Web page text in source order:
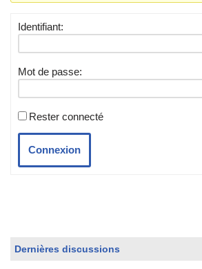
Identifiant:
Mot de passe:
Rester connecté
Connexion
Dernières discussions